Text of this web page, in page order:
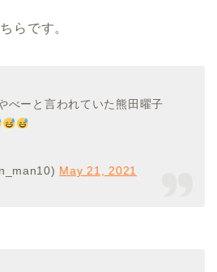
らです。
べーと言われていた熊田曜子
May 21, 2021